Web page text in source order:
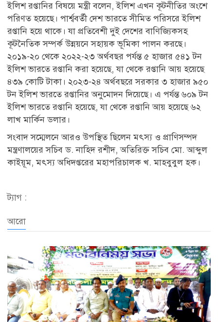
ইলিশ রপ্তানির বিষয়ে মন্ত্রী বলেন, ইলিশ এখন কূটনীতির অংশে
পরিণত হয়েছে। পার্শ্ববর্তী দেশ ভারতে সীমিত পরিসরে ইলিশ
রপ্তানি হয়ে থাকে। যা প্রতিবেশী দুই দেশের বাণিজ্যিকসহ
কূটনৈতিক সম্পর্ক উন্নয়নে সহায়ক ভূমিকা পালন করছে।
২০১৯-২০ থেকে ২০২২-২৩ অর্থবছর পর্যন্ত ৫ হাজার ৫৪১ টন
ইলিশ ভারতে রপ্তানি করা হয়েছে, যা থেকে রপ্তানি আয় হয়েছে
৪৩৯ কোটি টাকা। ২০২৩-২৪ অর্থবছরে সরকার ৩ হাজার ৯৫০
টন ইলিশ ভারতে রপ্তানির অনুমোদন দিয়েছে। এ পর্যন্ত ৬০৯ টন
ইলিশ ভারতে রপ্তানি হয়েছে, যা থেকে রপ্তানি আয় হয়েছে ৬২
লাখ মার্কিন ডলার।
সংবাদ সম্মেলনে আরও উপস্থিত ছিলেন মৎস্য ও প্রাণিসম্পদ
মন্ত্রণালয়ের সচিব ড. নাহিদ রশীদ, অতিরিক্ত সচিব মো. আব্দুল
কাইয়ূম, মৎস্য অধিদপ্তরের মহাপরিচালক খ. মাহবুবুল হক।
ট্যাগ :
আরো